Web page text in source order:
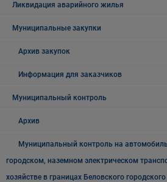
Ликвидация аварийного жилья
Муниципальные закупки
Архив закупок
Информация для заказчиков
Муниципальный контроль
Архив
Муниципальный контроль на
городском, наземном электрическом
хозяйстве в границах Беловского городского